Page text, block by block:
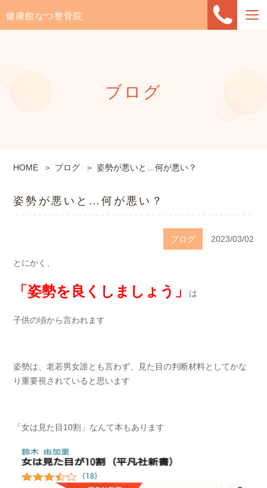
健康館なつ整骨院
ブログ
HOME ブログ 姿勢が悪いと…何が悪い？
姿勢が悪いと…何が悪い？
ブログ 2023/03/02
とにかく、
「姿勢を良くしましょう」 は
子供の頃から言われます
姿勢は、老若男女誰とも言わず、見た目の判断材料としてかな
り重要視されていると思います
「女は見た目10割」なんて本もあります